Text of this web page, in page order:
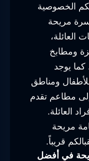
الخصوصية
مريحة
ومطابخ
يوجد
ومناطق
مطاعم تقدم
العائلة.
مريحة
قريباً.
في أفضل